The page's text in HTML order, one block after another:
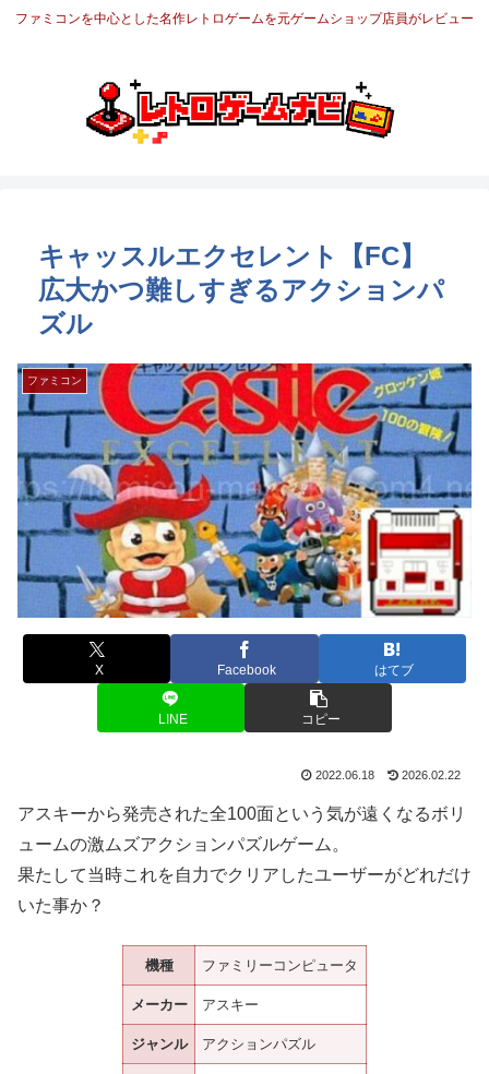
ファミコンを中心とした名作レトロゲームを元ゲームショップ店員がレビュー
キャッスルエクセレント【FC】
広大かつ難しすぎるアクションパ
ズル
ファミコン
X Facebook はてブ
LINE コピー
2022.06.18 2026.02.22
アスキーから発売された全100面という気が遠くなるボリ
ュームの激ムズアクションパズルゲーム。
果たして当時これを自力でクリアしたユーザーがどれだけ
いた事か？
機種 ファミリーコンピュータ
メーカー アスキー
ジャンル アクションパズル